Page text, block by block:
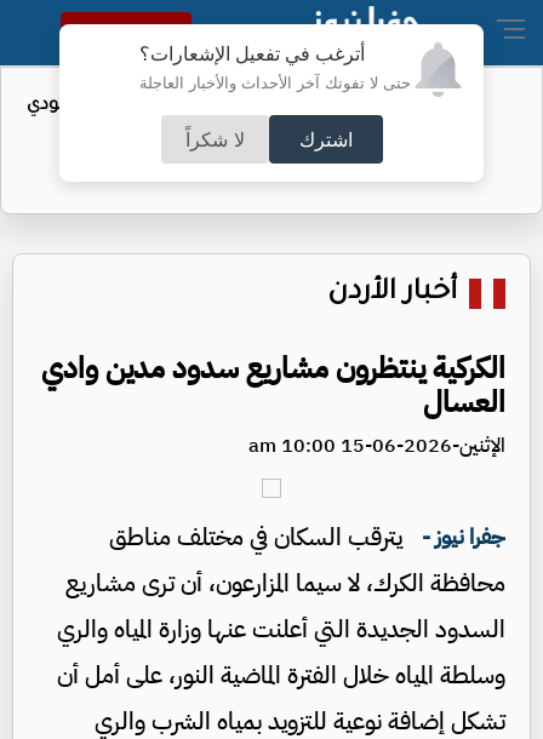
أترغب في تفعيل الإشعارات؟
حتى لا تفوتك آخر الأحداث والأخبار العاجلة
اشترك لا شكراً
النسخة الكاملة
واردات الولايات المتحدة من النفط السعودي
تهبط إلى الصفر
أخبار الأردن
الكركية ينتظرون مشاريع سدود مدين وادي
العسال
الإثنين-2026-06-15 10:00 am
جفرا نيوز - يترقب السكان في مختلف مناطق
محافظة الكرك، لا سيما المزارعون، أن ترى مشاريع
السدود الجديدة التي أعلنت عنها وزارة المياه والري
وسلطة المياه خلال الفترة الماضية النور، على أمل أن
تشكل إضافة نوعية للتزويد بمياه الشرب والري